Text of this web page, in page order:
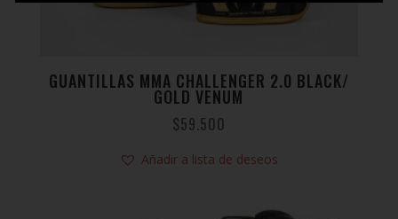
GUANTILLAS MMA CHALLENGER 2.0 BLACK/
GOLD VENUM
$59.500
Añadir a lista de deseos